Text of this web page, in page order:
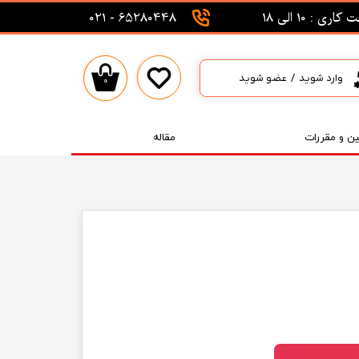
و مقررات مقاله
: 10 الی 18 65280448 - 021
۰ وارد شوید / عضو شوید
حساب کاربری من
تغییر گذر واژه